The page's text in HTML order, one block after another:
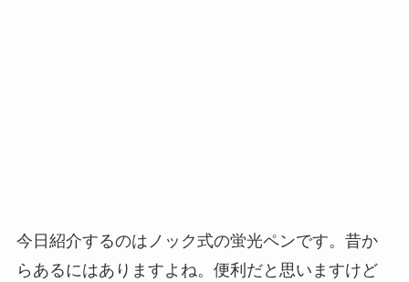
今日紹介するのはノック式の蛍光ペンです。昔か
らあるにはありますよね。便利だと思いますけど